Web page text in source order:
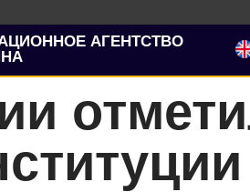
АГЕНТСТВО